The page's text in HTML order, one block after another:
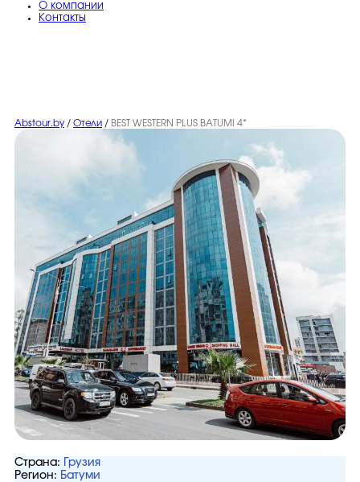
O компании
Контакты
Abstour.by / Отели / BEST WESTERN PLUS BATUMI 4*
Страна:
Грузия
Регион: Батуми